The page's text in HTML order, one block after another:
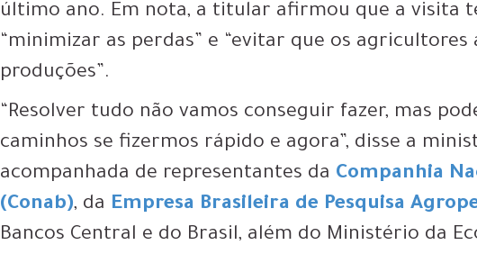
último ano. Em nota, a titular afirmou que a visita
“minimizar as perdas” e “evitar que os agricultores
produções”.
“Resolver tudo não vamos conseguir fazer, mas
caminhos se fizermos rápido e agora”, disse a
acompanhada de representantes da Companhia
(Conab), da Empresa Brasileira de Pesquisa
Bancos Central e do Brasil, além do Ministério da